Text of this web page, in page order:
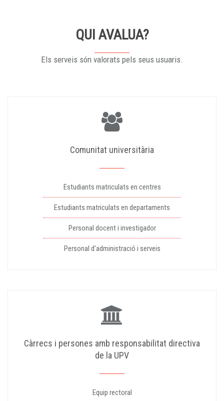
QUI AVALUA?
Els serveis són valorats pels seus usuaris.
Comunitat universitària
Estudiants matriculats en centres
Estudiants matriculats en departaments
Personal docent i investigador
Personal d'administració i serveis
Càrrecs i persones amb responsabilitat directiva
de la UPV
Equip rectoral